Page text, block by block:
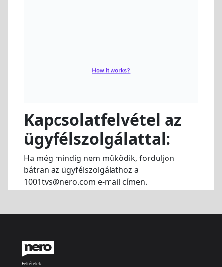
Kapcsolatfelvétel az
ügyfélszolgálattal:
Ha még mindig nem működik, forduljon
bátran az ügyfélszolgálathoz a
1001tvs@nero.com e-mail címen.
Feltételek